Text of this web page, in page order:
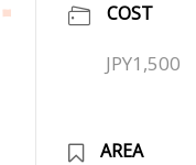
COST
JPY1,500
AREA